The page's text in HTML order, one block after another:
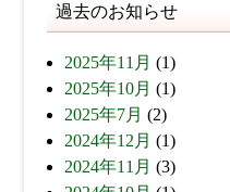
過去のお知らせ
2025年11月 (1)
2025年10月 (1)
2025年7月 (2)
2024年12月 (1)
2024年11月 (3)